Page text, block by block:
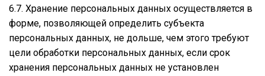
6.7. Хранение персональных данных осуществляется в
форме, позволяющей определить субъекта
персональных данных, не дольше, чем этого требуют
цели обработки персональных данных, если срок
хранения персональных данных не установлен